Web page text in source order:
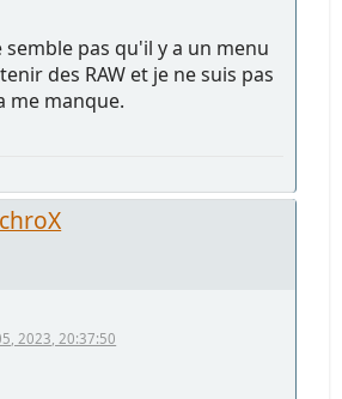
semble pas qu'il y a un menu
des RAW et je ne suis pas
me manque.
2023, 20:37:50